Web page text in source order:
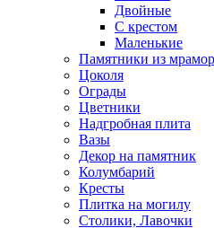
Двойные
С крестом
Маленькие
Памятники из
Цоколя
Ограды
Цветники
Надгробная плита
Вазы
Декор на памятник
Колумбарий
Кресты
Плитка на могилу
Столики, Лавочки